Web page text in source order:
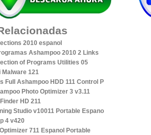
2010 espanol
Ashampoo 2010 2 Links
of Programs Utilities 05
121
Full Ashampoo HDD 111 Control P
Photo Optimizer 3 v3.11
HD 211
Studio v10011 Portable Espano
4 v420
711 Espanol Portable